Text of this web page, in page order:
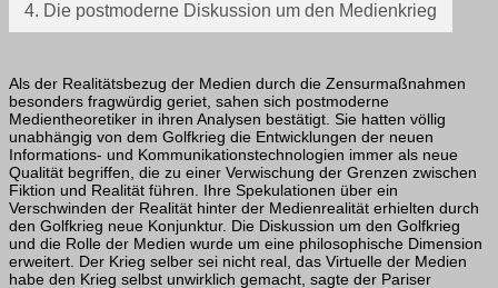
4. Die postmoderne Diskussion um den Medienkrieg
Als der Realitätsbezug der Medien durch die Zensurmaßnahmen
besonders fragwürdig geriet, sahen sich postmoderne
Medientheoretiker in ihren Analysen bestätigt. Sie hatten völlig
unabhängig von dem Golfkrieg die Entwicklungen der neuen
Informations- und Kommunikationstechnologien immer als neue
Qualität begriffen, die zu einer Verwischung der Grenzen zwischen
Fiktion und Realität führen. Ihre Spekulationen über ein
Verschwinden der Realität hinter der Medienrealität erhielten durch
den Golfkrieg neue Konjunktur. Die Diskussion um den Golfkrieg
und die Rolle der Medien wurde um eine philosophische Dimension
erweitert. Der Krieg selber sei nicht real, das Virtuelle der Medien
habe den Krieg selbst unwirklich gemacht, sagte der Pariser